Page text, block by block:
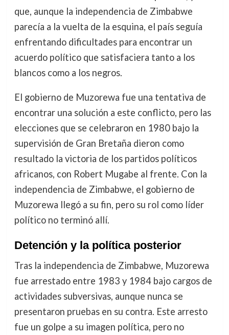
que, aunque la independencia de Zimbabwe
parecía a la vuelta de la esquina, el país seguía
enfrentando dificultades para encontrar un
acuerdo político que satisfaciera tanto a los
blancos como a los negros.
El gobierno de Muzorewa fue una tentativa de
encontrar una solución a este conflicto, pero las
elecciones que se celebraron en 1980 bajo la
supervisión de Gran Bretaña dieron como
resultado la victoria de los partidos políticos
africanos, con Robert Mugabe al frente. Con la
independencia de Zimbabwe, el gobierno de
Muzorewa llegó a su fin, pero su rol como líder
político no terminó allí.
Detención y la política posterior
Tras la independencia de Zimbabwe, Muzorewa
fue arrestado entre 1983 y 1984 bajo cargos de
actividades subversivas, aunque nunca se
presentaron pruebas en su contra. Este arresto
fue un golpe a su imagen política, pero no